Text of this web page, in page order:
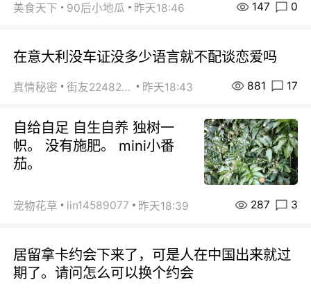
美食天下 90后小地瓜 昨天18:46 147 0
在意大利没车证没多少语言就不配谈恋爱吗
真情秘密 街友22482465 昨天18:43 881 17
自给自足 自生自养 独树一
帜。 没有施肥。 mini小番
茄。
宠物花草 lin14589077 昨天18:39 287 3
居留拿卡约会下来了，可是人在中国出来就过
期了。请问怎么可以换个约会